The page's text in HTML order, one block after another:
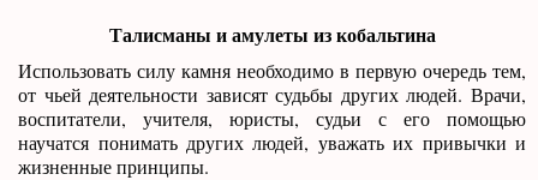
Талисманы и амулеты из кобальтина
Использовать силу камня необходимо в первую очередь тем,
от чьей деятельности зависят судьбы других людей. Врачи,
воспитатели, учителя, юристы, судьи с его помощью
научатся понимать других людей, уважать их привычки и
жизненные принципы.